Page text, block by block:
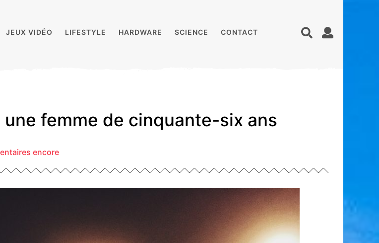
JEUX VIDÉO LIFESTYLE HARDWARE SCIENCE CONTACT
femme de cinquante-six ans
encore